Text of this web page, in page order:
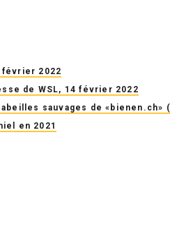
février 2022
de WSL, 14 février 2022
sauvages de «bienen.ch»
en 2021